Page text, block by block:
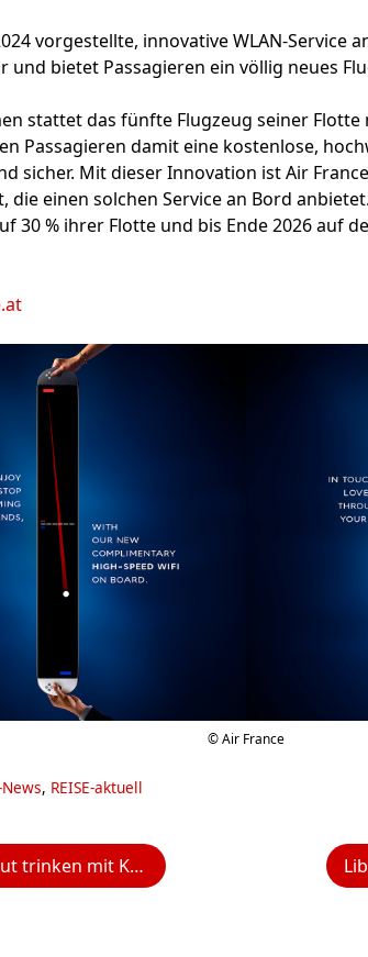
vorgestellte, innovative WLAN-Service
bietet Passagieren ein völlig neues
stattet das fünfte Flugzeug seiner Flotte
Passagieren damit eine kostenlose,
sicher. Mit dieser Innovation ist Air
die einen solchen Service an Bord
30 % ihrer Flotte und bis Ende 2026 auf
© Air France
, REISE-aktuell
beim Mittelalter-Spektakel auf der Rosenburg